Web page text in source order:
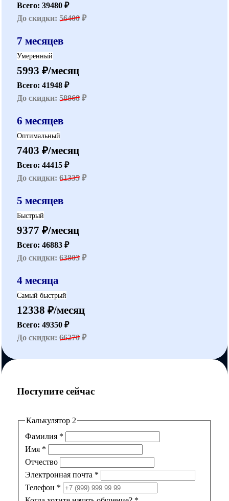
Всего: 39480 ₽
До скидки: 56400₽
7 месяцев
Умеренный
5993 ₽/месяц
Всего: 41948 ₽
До скидки: 58868₽
6 месяцев
Оптимальный
7403 ₽/месяц
Всего: 44415 ₽
До скидки: 61335₽
5 месяцев
Быстрый
9377 ₽/месяц
Всего: 46883 ₽
До скидки: 63803₽
4 месяца
Самый быстрый
12338 ₽/месяц
Всего: 49350 ₽
До скидки: 66270₽
Поступите сейчас
Калькулятор 2
Фамилия *
Имя *
Отчество
Электронная почта *
Телефон *